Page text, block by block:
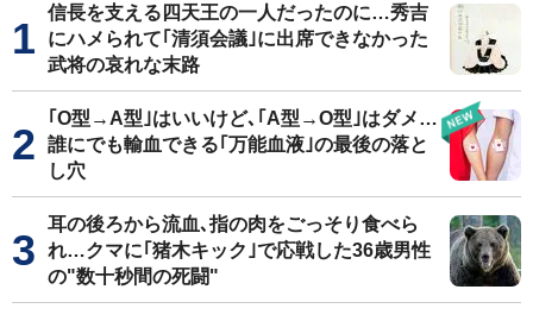
信長を支える四天王の一人だったのに…秀吉
にハメられて｢清須会議｣に出席できなかった
武将の哀れな末路
｢O型→A型｣はいいけど､｢A型→O型｣はダメ…
誰にでも輸血できる｢万能血液｣の最後の落と
し穴
耳の後ろから流血､指の肉をごっそり食べら
れ…クマに｢猪木キック｣で応戦した36歳男性
の"数十秒間の死闘"